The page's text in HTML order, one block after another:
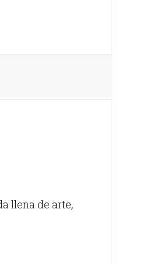
llena de arte,